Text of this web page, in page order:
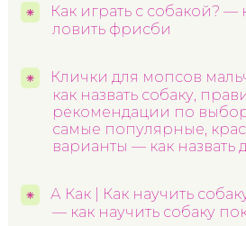
Как играть с собакой? —
ловить фрисби
Клички для мопсов
как назвать собаку,
рекомендации по
самые популярные,
варианты — как назвать
А Как | Как научить
— как научить собаку